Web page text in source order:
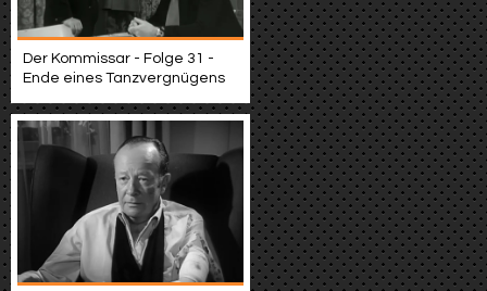
Der Kommissar - Folge 31 -
Ende eines Tanzvergnügens